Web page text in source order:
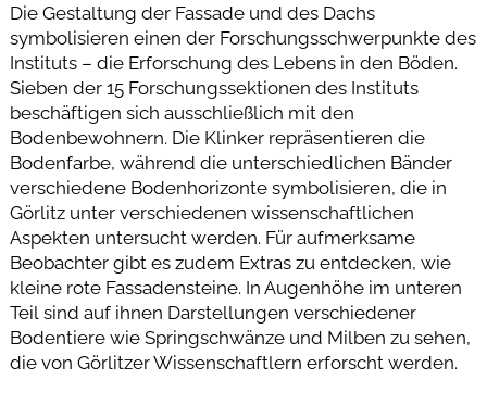
Die Gestaltung der Fassade und des Dachs
symbolisieren einen der Forschungsschwerpunkte des
Instituts – die Erforschung des Lebens in den Böden.
Sieben der 15 Forschungssektionen des Instituts
beschäftigen sich ausschließlich mit den
Bodenbewohnern. Die Klinker repräsentieren die
Bodenfarbe, während die unterschiedlichen Bänder
verschiedene Bodenhorizonte symbolisieren, die in
Görlitz unter verschiedenen wissenschaftlichen
Aspekten untersucht werden. Für aufmerksame
Beobachter gibt es zudem Extras zu entdecken, wie
kleine rote Fassadensteine. In Augenhöhe im unteren
Teil sind auf ihnen Darstellungen verschiedener
Bodentiere wie Springschwänze und Milben zu sehen,
die von Görlitzer Wissenschaftlern erforscht werden.